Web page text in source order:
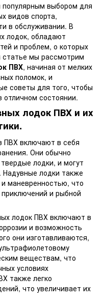
выбором для
видов спорта,
в обслуживании. В
лодок, обладают
и проблем, о которых
мы рассмотрим
ПВХ, начиная от мелких
поломок, и
советы для того, чтобы
отличном состоянии.
лодок ПВХ и их
и.
ПВХ включают в себя
Они обычно
лодки, и могут
лодки также
маневренностью, что
и рыбной
лодок ПВХ включают в
и возможность
они изготавливаются,
веществам, что
условиях
также легко
что увеличивает их